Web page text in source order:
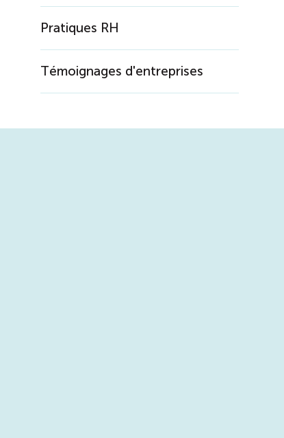
Pratiques RH
Témoignages d'entreprises